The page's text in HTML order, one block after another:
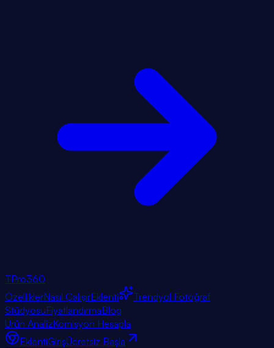
TPro360
ÖzelliklerNasıl ÇalışırEklenti
Trendyol Fotoğraf
StüdyosuFiyatlandırmaBlog
Ürün AnalizKomisyon Hesapla
EklentiGirişÜcretsiz Başla